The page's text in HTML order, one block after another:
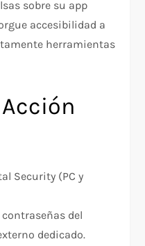
sobre su app
accesibilidad a
herramientas
Security (PC y
del
dedicado.